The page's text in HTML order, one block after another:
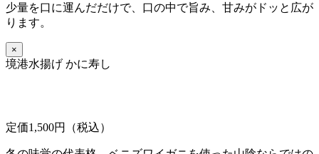
少量を口に運んだだけで、口の中で旨み、甘みがドッと広が
ります。
×
境港水揚げ かに寿し
定価1,500円（税込）